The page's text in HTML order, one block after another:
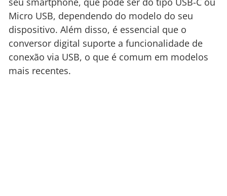
Micro USB, dependendo do modelo do seu
dispositivo. Além disso, é essencial que o
conversor digital suporte a funcionalidade de
conexão via USB, o que é comum em modelos
mais recentes.